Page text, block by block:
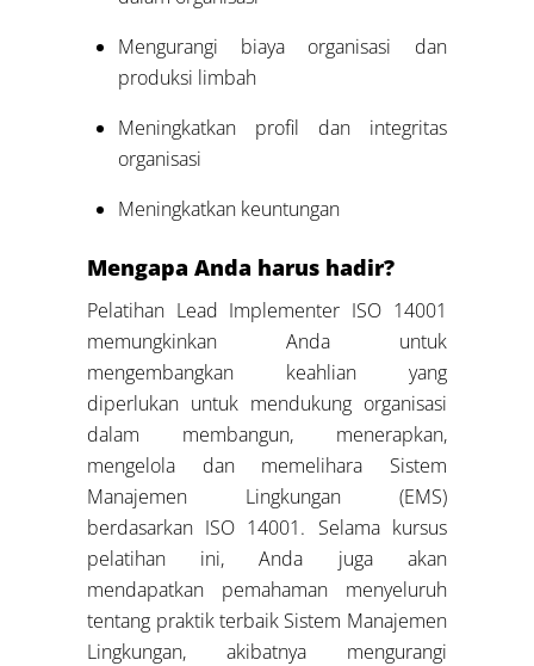
Mengurangi biaya organisasi dan
produksi limbah
Meningkatkan profil dan integritas
organisasi
Meningkatkan keuntungan
Mengapa Anda harus hadir?
Pelatihan Lead Implementer ISO 14001
memungkinkan Anda untuk
mengembangkan keahlian yang
diperlukan untuk mendukung organisasi
dalam membangun, menerapkan,
mengelola dan memelihara Sistem
Manajemen Lingkungan (EMS)
berdasarkan ISO 14001. Selama kursus
pelatihan ini, Anda juga akan
mendapatkan pemahaman menyeluruh
tentang praktik terbaik Sistem Manajemen
Lingkungan, akibatnya mengurangi